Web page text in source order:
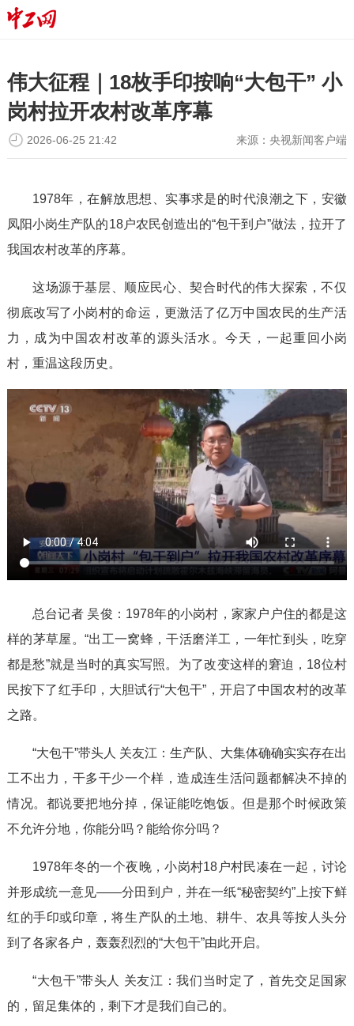
伟大征程｜18枚手印按响“大包干” 小
岗村拉开农村改革序幕
来源：央视新闻客户端
2026-06-25 21:42
1978年，在解放思想、实事求是的时代浪潮之下，安徽
凤阳小岗生产队的18户农民创造出的“包干到户”做法，拉开了
我国农村改革的序幕。
这场源于基层、顺应民心、契合时代的伟大探索，不仅
彻底改写了小岗村的命运，更激活了亿万中国农民的生产活
力，成为中国农村改革的源头活水。今天，一起重回小岗
村，重温这段历史。
总台记者 吴俊：1978年的小岗村，家家户户住的都是这
样的茅草屋。“出工一窝蜂，干活磨洋工，一年忙到头，吃穿
都是愁”就是当时的真实写照。为了改变这样的窘迫，18位村
民按下了红手印，大胆试行“大包干”，开启了中国农村的改革
之路。
“大包干”带头人 关友江：生产队、大集体确确实实存在出
工不出力，干多干少一个样，造成连生活问题都解决不掉的
情况。都说要把地分掉，保证能吃饱饭。但是那个时候政策
不允许分地，你能分吗？能给你分吗？
1978年冬的一个夜晚，小岗村18户村民凑在一起，讨论
并形成统一意见——分田到户，并在一纸“秘密契约”上按下鲜
红的手印或印章，将生产队的土地、耕牛、农具等按人头分
到了各家各户，轰轰烈烈的“大包干”由此开启。
“大包干”带头人 关友江：我们当时定了，首先交足国家
的，留足集体的，剩下才是我们自己的。